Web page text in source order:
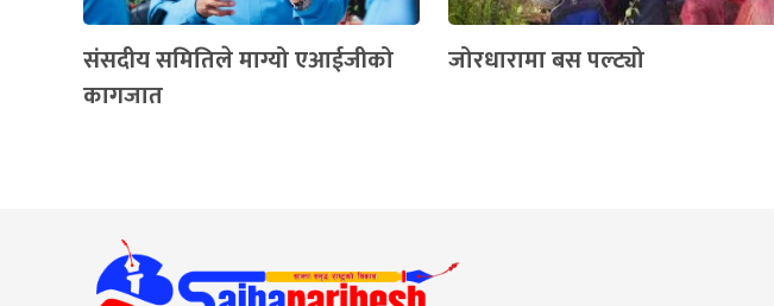
संसदीय समितिले माग्यो एआईजीको
कागजात
जोरधारामा बस पल्ट्यो